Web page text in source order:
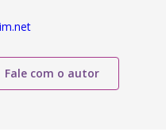
Fale com o autor